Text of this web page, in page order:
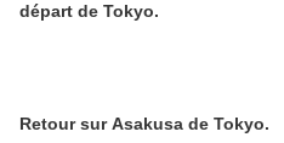
départ de Tokyo.
Retour sur Asakusa de Tokyo.